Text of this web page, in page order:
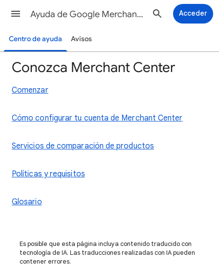
Ayuda de Google Merchant Center Acceder
Centro de ayuda Avisos
Conozca Merchant Center
Comenzar
Cómo configurar tu cuenta de Merchant Center
Servicios de comparación de productos
Políticas y requisitos
Glosario
Es posible que esta página incluya contenido traducido con
tecnología de IA. Las traducciones realizadas con IA pueden
contener errores.